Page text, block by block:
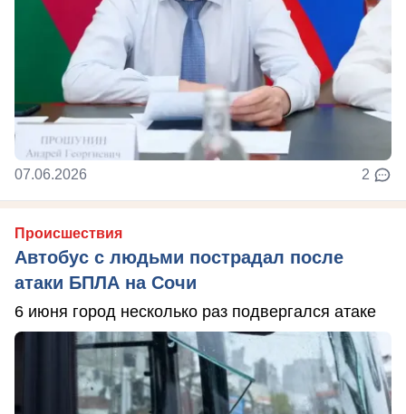
07.06.2026 2
Происшествия
Автобус с людьми пострадал после
атаки БПЛА на Сочи
6 июня город несколько раз подвергался атаке